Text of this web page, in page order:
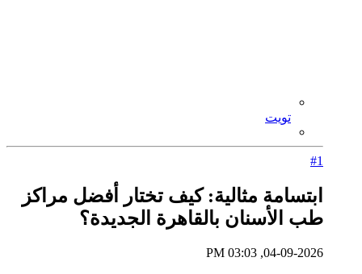
تويت
#1
ابتسامة مثالية: كيف تختار أفضل مراكز
طب الأسنان بالقاهرة الجديدة؟
04-09-2026, 03:03 PM